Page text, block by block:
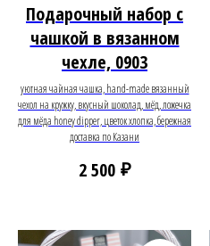
Подарочный набор с
чашкой в вязанном
чехле, 0903
уютная чайная чашка, hand-made вязанный
чехол на кружку, вкусный шоколад, мёд, ложечка
для мёда honey dipper, цветок хлопка, бережная
доставка по Казани
2 500 ₽